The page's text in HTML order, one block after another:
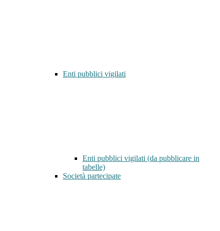
Enti pubblici vigilati
Enti pubblici vigilati (da pubblicare in
tabelle)
Società partecipate